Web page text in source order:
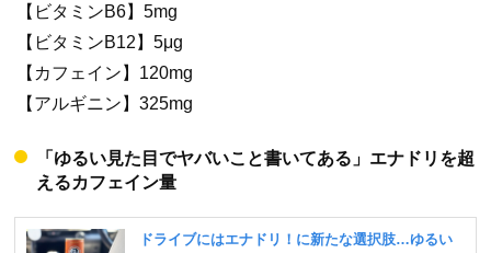
【ビタミンB6】5mg
【ビタミンB12】5μg
【カフェイン】120mg
【アルギニン】325mg
「ゆるい見た目でヤバいこと書いてある」エナドリを超
えるカフェイン量